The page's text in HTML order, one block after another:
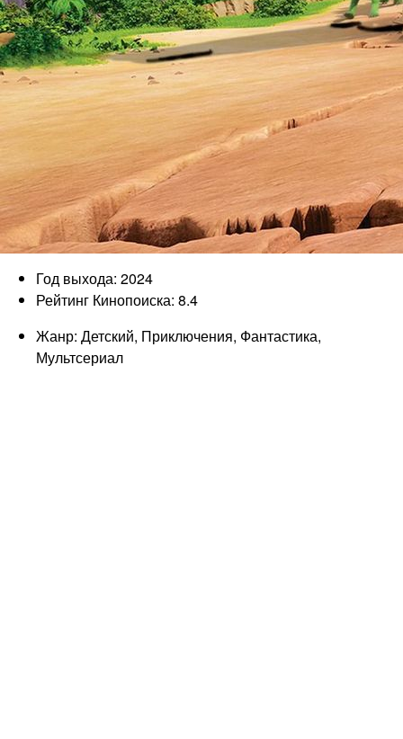
Год выхода: 2024
Рейтинг Кинопоиска: 8.4
Жанр: Детский, Приключения, Фантастика,
Мультсериал